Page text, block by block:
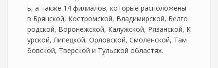
ь, а также 14 филиалов, которые расположены
в Брянской, Костромской, Владимирской, Белго
родской, Воронежской, Калужской, Рязанской, К
урской, Липецкой, Орловской, Смоленской, Там
бовской, Тверской и Тульской областях.